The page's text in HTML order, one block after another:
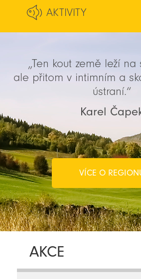
AKTIVITY
„Ten kout země leží
ale přitom v intimním a
ústraní.“
Karel
VÍCE O
AKCE